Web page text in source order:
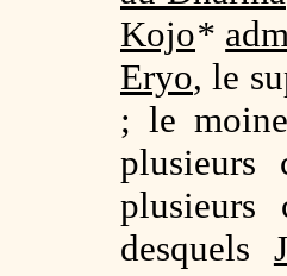
Kojo*
Eryo, le
; le moine
plusieurs
desquels